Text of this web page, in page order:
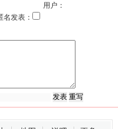
用户：
名发表：